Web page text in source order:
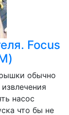
Focus
обычно
насос
что бы не